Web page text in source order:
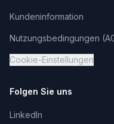
Kundeninformation
Nutzungsbedingungen
Cookie-Einstellungen
Folgen Sie uns
LinkedIn